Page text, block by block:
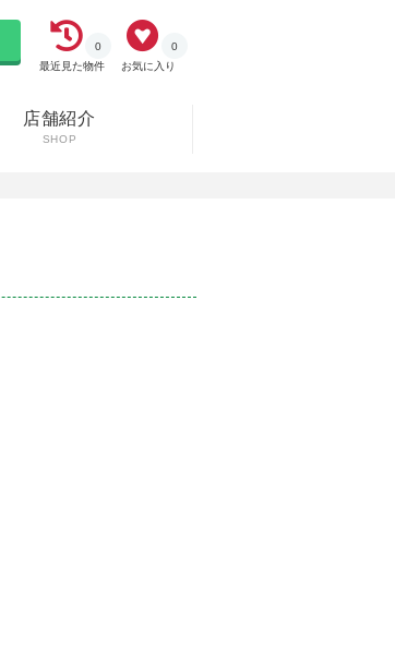
お気に入り
0
最近見た物件
0
店舗紹介
SHOP